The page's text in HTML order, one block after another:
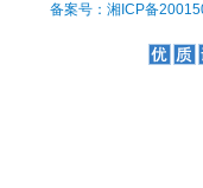
备案号：湘ICP备